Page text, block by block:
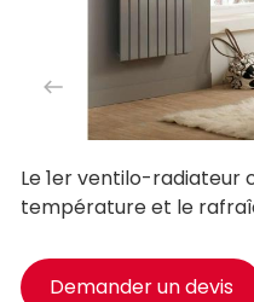
Le 1er ventilo-radiateur
température et le
Demander un devis